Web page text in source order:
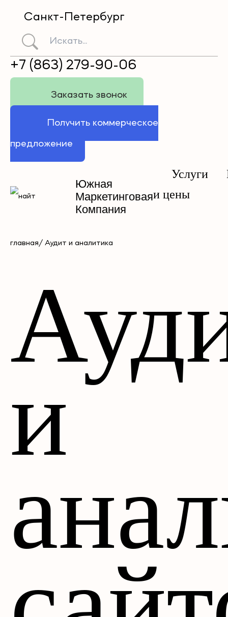
Санкт-Петербург
+7 (863) 279-90-06
Заказать звонок
Получить коммерческое
предложение
Южная
Маркетинговая
Компания
Услуги
и цены
главная/ Аудит и аналитика
и